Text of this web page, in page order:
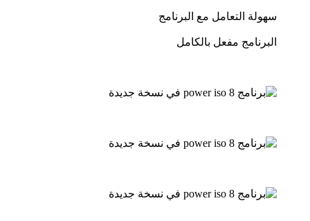
سهولة التعامل مع البرنامج
البرنامج مفعل بالكامل